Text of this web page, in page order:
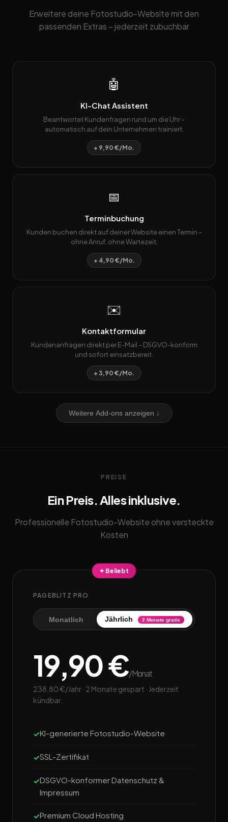
Erweitere deine Fotostudio-Website mit den
passenden Extras – jederzeit zubuchbar
🤖
KI-Chat Assistent
Beantwortet Kundenfragen rund um die Uhr –
automatisch auf dein Unternehmen trainiert.
+ 9,90 €/Mo.
📅
Terminbuchung
Kunden buchen direkt auf deiner Website einen Termin –
ohne Anruf, ohne Wartezeit.
+ 4,90 €/Mo.
✉️
Kontaktformular
Kundenanfragen direkt per E-Mail – DSGVO-konform
und sofort einsatzbereit.
+ 3,90 €/Mo.
Weitere Add-ons anzeigen ↓
PREISE
Ein Preis. Alles inklusive.
Professionelle Fotostudio-Website ohne versteckte
Kosten
✦ Beliebt
PAGEBLITZ PRO
Monatlich Jährlich 2 Monate gratis
19,90 €/Monat
238,80 €/Jahr · 2 Monate gespart · Jederzeit
kündbar.
KI-generierte Fotostudio-Website
SSL-Zertifikat
DSGVO-konformer Datenschutz &
Impressum
Premium Cloud Hosting